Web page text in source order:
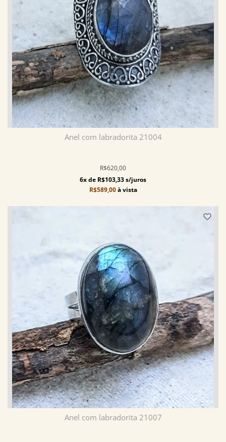
Anel com labradorita 21004
R$620,00
6x de R$103,33 s/juros
R$589,00à vista
Anel com labradorita 21007